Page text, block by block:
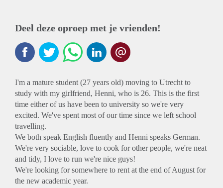
Deel deze oproep met je vrienden!
I'm a mature student (27 years old) moving to Utrecht to
study with my girlfriend, Henni, who is 26. This is the first
time either of us have been to university so we're very
excited. We've spent most of our time since we left school
travelling.
We both speak English fluently and Henni speaks German.
We're very sociable, love to cook for other people, we're neat
and tidy, I love to run we're nice guys!
We're looking for somewhere to rent at the end of August for
the new academic year.